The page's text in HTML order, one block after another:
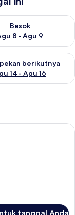
- Agu 8
Besok
8 - Agu 9
untuk
7 - Agu 9
berikutnya
14 - Agu 16
untuk
Meja kerja, setrika/